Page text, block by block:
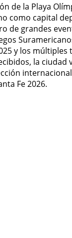
de la Playa
como capital
de grandes
y los múltiples
la ciudad
Fe 2026.